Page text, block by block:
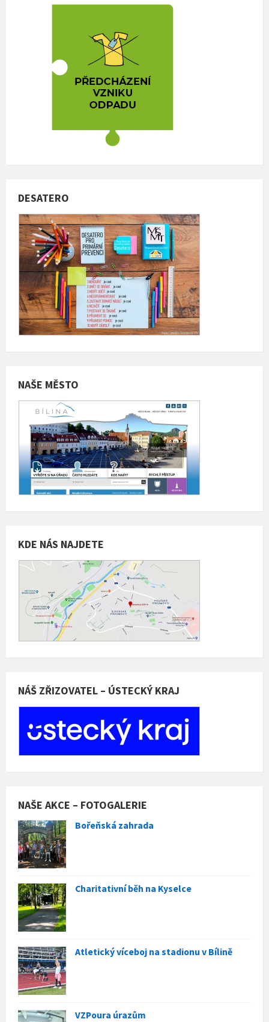
DESATERO
NAŠE MĚSTO
KDE NÁS NAJDETE
NÁŠ ZŘIZOVATEL – ÚSTECKÝ KRAJ
NAŠE AKCE – FOTOGALERIE
Bořeňská zahrada
Charitativní běh na Kyselce
Atletický víceboj na stadionu v Bílině
VZPoura úrazům